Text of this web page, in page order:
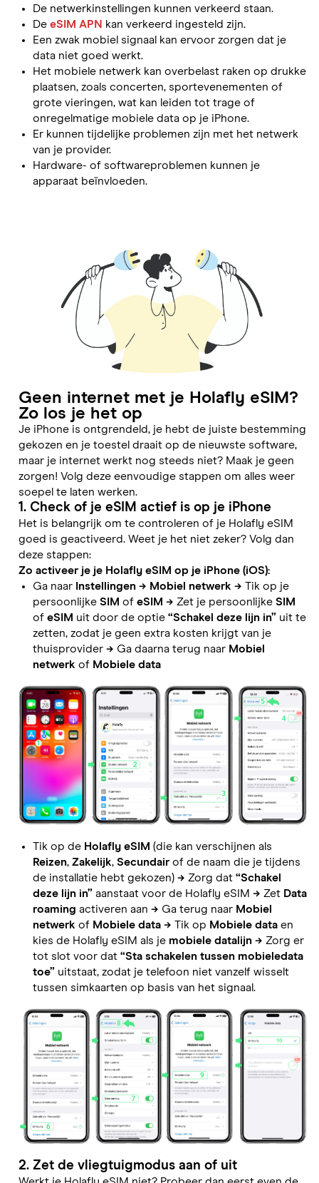
De netwerkinstellingen kunnen verkeerd staan.
De eSIM APN kan verkeerd ingesteld zijn.
Een zwak mobiel signaal kan ervoor zorgen dat je
data niet goed werkt.
Het mobiele netwerk kan overbelast raken op drukke
plaatsen, zoals concerten, sportevenementen of
grote vieringen, wat kan leiden tot trage of
onregelmatige mobiele data op je iPhone.
Er kunnen tijdelijke problemen zijn met het netwerk
van je provider.
Hardware- of softwareproblemen kunnen je
apparaat beïnvloeden.
Geen internet met je Holafly eSIM?
Zo los je het op
Je iPhone is ontgrendeld, je hebt de juiste bestemming
gekozen en je toestel draait op de nieuwste software,
maar je internet werkt nog steeds niet? Maak je geen
zorgen! Volg deze eenvoudige stappen om alles weer
soepel te laten werken.
1. Check of je eSIM actief is op je iPhone
Het is belangrijk om te controleren of je Holafly eSIM
goed is geactiveerd. Weet je het niet zeker? Volg dan
deze stappen:
Zo activeer je je Holafly eSIM op je iPhone (iOS):
Ga naar Instellingen → Mobiel netwerk → Tik op je
persoonlijke SIM of eSIM → Zet je persoonlijke SIM
of eSIM uit door de optie “Schakel deze lijn in” uit te
zetten, zodat je geen extra kosten krijgt van je
thuisprovider → Ga daarna terug naar Mobiel
netwerk of Mobiele data
Tik op de Holafly eSIM (die kan verschijnen als
Reizen, Zakelijk, Secundair of de naam die je tijdens
de installatie hebt gekozen) → Zorg dat “Schakel
deze lijn in” aanstaat voor de Holafly eSIM → Zet Data
roaming activeren aan → Ga terug naar Mobiel
netwerk of Mobiele data → Tik op Mobiele data en
kies de Holafly eSIM als je mobiele datalijn → Zorg er
tot slot voor dat “Sta schakelen tussen mobieledata
toe” uitstaat, zodat je telefoon niet vanzelf wisselt
tussen simkaarten op basis van het signaal.
2. Zet de vliegtuigmodus aan of uit